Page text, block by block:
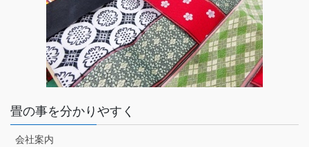
畳の事を分かりやすく
会社案内